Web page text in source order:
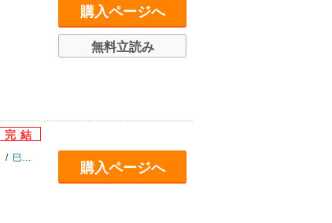
購入ページへ
無料立読み
/ 巳蛇百にけ 三川ケイヤ
購入ページへ